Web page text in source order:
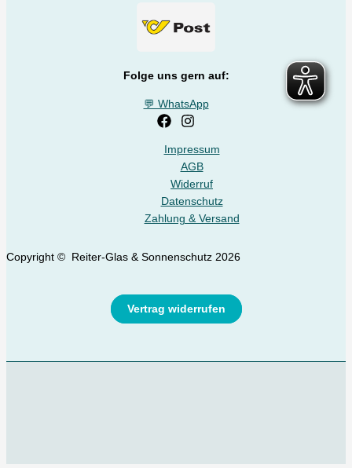
Folge uns gern auf:
💬 WhatsApp
Impressum
AGB
Widerruf
Datenschutz
Zahlung & Versand
Copyright © Reiter-Glas & Sonnenschutz 2026
Vertrag widerrufen